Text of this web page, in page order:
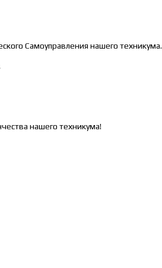
Самоуправления нашего техникума.
нашего техникума!